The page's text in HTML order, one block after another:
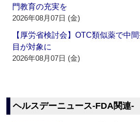
門教育の充実を
2026年08月07日 (金)
【厚労省検討会】OTC類似薬で中
目が対象に
2026年08月07日 (金)
ヘルスデーニュース‐FDA関連‐